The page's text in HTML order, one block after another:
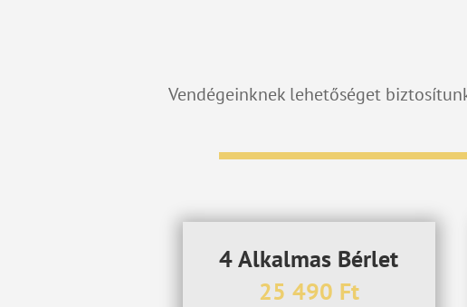
Vendégeinknek lehetőséget
4 Alkalmas Bérlet
25 490 Ft